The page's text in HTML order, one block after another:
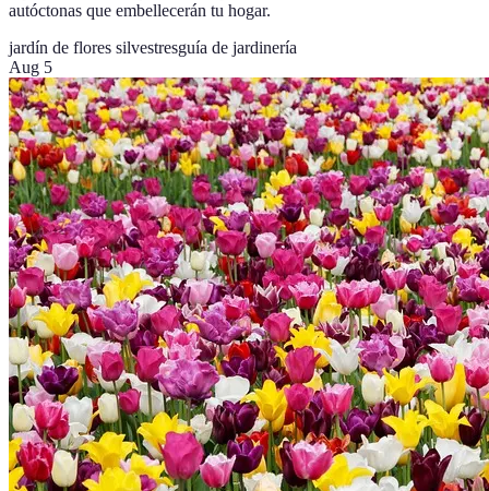
autóctonas que embellecerán tu hogar.
jardín de flores silvestresguía de jardinería
Aug 5